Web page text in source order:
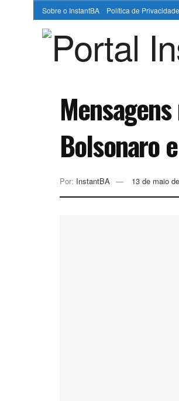
Sobre o InstantBA Política de Privacidade
Bolsonaro
Por: InstantBA 13 de maio